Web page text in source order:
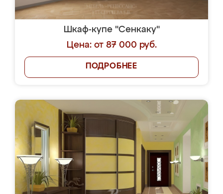
Шкаф-купе "Сенкаку"
Цена: от 87 000 руб.
ПОДРОБНЕЕ